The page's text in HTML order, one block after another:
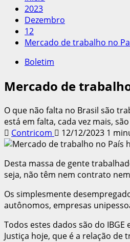
2023
Dezembro
12
Mercado de trabalho no
Boletim
Mercado de
O que não falta no Brasil são
está em falta, cada vez mais,
Contricom
12/12/2023 1
Desta massa de gente
seja, não têm nem contrato
Os simplesmente
autônomos, empresas
Todos estes dados são do
Justiça hoje, que é a relação